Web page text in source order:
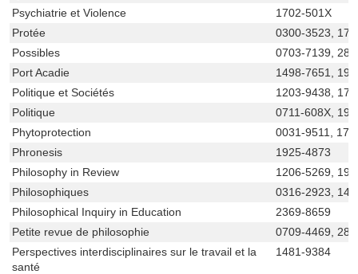
Psychiatrie et Violence
1702-501X
Protée
0300-3523,
Possibles
0703-7139,
Port Acadie
1498-7651,
Politique et Sociétés
1203-9438,
Politique
0711-608X,
Phytoprotection
0031-9511,
Phronesis
1925-4873
Philosophy in Review
1206-5269,
Philosophiques
0316-2923,
Philosophical Inquiry in Education
2369-8659
Petite revue de philosophie
0709-4469,
Perspectives interdisciplinaires sur le travail et la
santé
1481-9384